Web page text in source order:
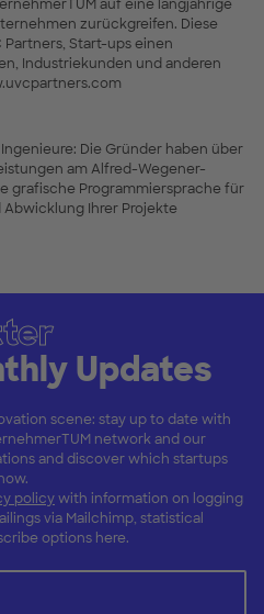
auf eine langjährige
zurückgreifen. Diese
Start-ups einen
Industriekunden und anderen
Die Gründer haben über
am Alfred-Wegener-
grafische Programmiersprache für
Ihrer Projekte
Updates
scene: stay up to date with
network and our
and discover which startups
policywith information on logging
via Mailchimp, statistical
options here.